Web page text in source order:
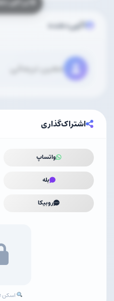
آگهی‌دهنده
معین نریمانی
اشتراک‌گذاری
واتساپ
بله
روبیکا
اسکن QR Code